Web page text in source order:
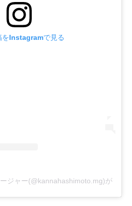
をInstagramで見る
ジャー(@kannahashimoto.mg)がシェ